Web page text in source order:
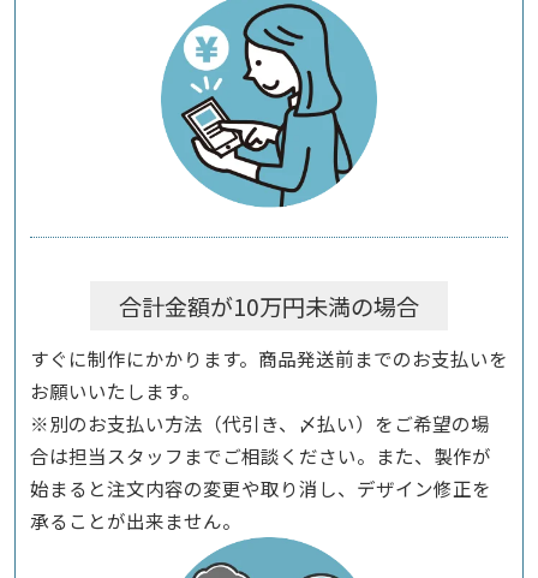
合計金額が10万円未満の場合
すぐに制作にかかります。商品発送前までのお支払いを
お願いいたします。
※別のお支払い方法（代引き、〆払い）をご希望の場
合は担当スタッフまでご相談ください。また、製作が
始まると注文内容の変更や取り消し、デザイン修正を
承ることが出来ません。